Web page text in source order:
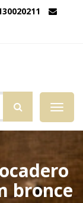
Menú
de
bronce